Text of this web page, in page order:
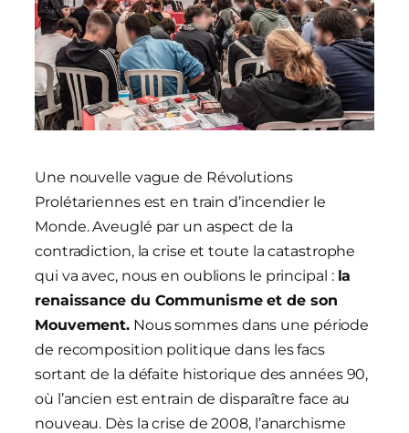
Une nouvelle vague de Révolutions
Prolétariennes est en train d’incendier le
Monde. Aveuglé par un aspect de la
contradiction, la crise et toute la catastrophe
qui va avec, nous en oublions le principal : la
renaissance du Communisme et de son
Mouvement. Nous sommes dans une période
de recomposition politique dans les facs
sortant de la défaite historique des années 90,
où l’ancien est entrain de disparaître face au
nouveau. Dès la crise de 2008, l’anarchisme